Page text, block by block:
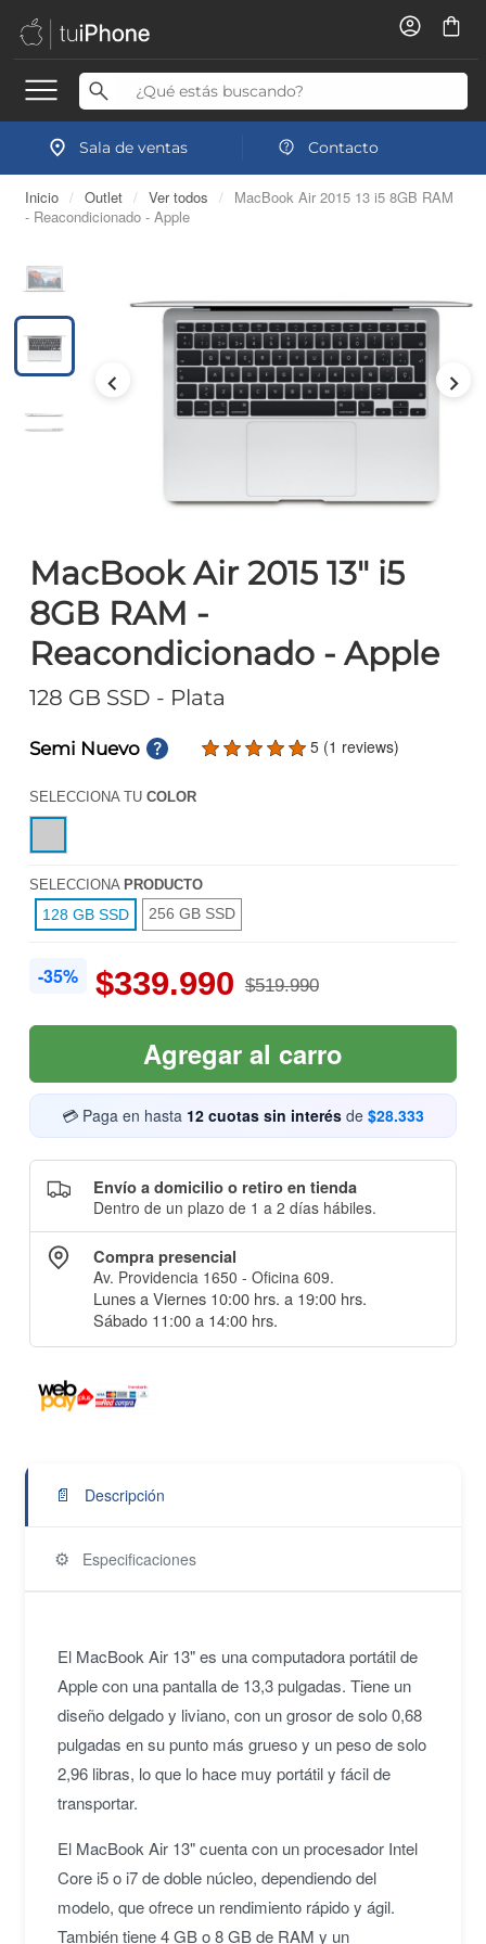
Sala de ventas Contacto
Inicio / Outlet / Ver todos / MacBook Air 2015 13 i5 8GB RAM
- Reacondicionado - Apple
MacBook Air 2015 13" i5
8GB RAM -
Reacondicionado - Apple
128 GB SSD - Plata
Semi Nuevo 5 (1 reviews)
SELECCIONA TU COLOR
SELECCIONA PRODUCTO
128 GB SSD 256 GB SSD
-35% $339.990 $519.990
Agregar al carro
💳 Paga en hasta 12 cuotas sin interés de $28.333
Envío a domicilio o retiro en tienda
Dentro de un plazo de 1 a 2 días hábiles.
Compra presencial
Av. Providencia 1650 - Oficina 609.
Lunes a Viernes 10:00 hrs. a 19:00 hrs.
Sábado 11:00 a 14:00 hrs.
📄 Descripción
⚙️ Especificaciones
El MacBook Air 13" es una computadora portátil de
Apple con una pantalla de 13,3 pulgadas. Tiene un
diseño delgado y liviano, con un grosor de solo 0,68
pulgadas en su punto más grueso y un peso de solo
2,96 libras, lo que lo hace muy portátil y fácil de
transportar.
El MacBook Air 13" cuenta con un procesador Intel
Core i5 o i7 de doble núcleo, dependiendo del
modelo, que ofrece un rendimiento rápido y ágil.
También tiene 4 GB o 8 GB de RAM y un